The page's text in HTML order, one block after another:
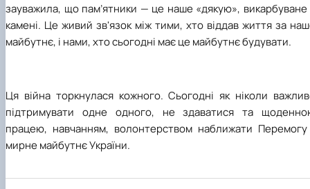
зауважила, що пам’ятники — це наше «дякую», викарбуване
камені. Це живий зв'язок між тими, хто віддав життя за
майбутнє, і нами, хто сьогодні має це майбутнє будувати.
Ця війна торкнулася кожного. Сьогодні як ніколи
підтримувати одне одного, не здаватися та
працею, навчанням, волонтерством наближати Перемогу
мирне майбутнє України.